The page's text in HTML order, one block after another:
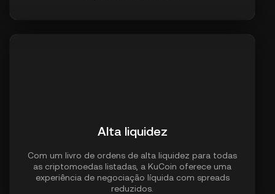
Alta liquidez
Com um livro de ordens de alta liquidez para todas
as criptomoedas listadas, a KuCoin oferece uma
experiência de negociação líquida com spreads
reduzidos.